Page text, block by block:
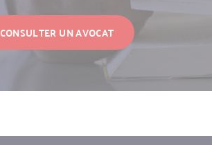
CONSULTER UN AVOCAT